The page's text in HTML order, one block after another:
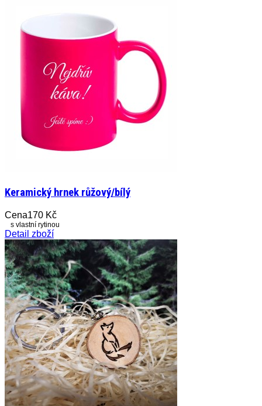
Keramický hrnek růžový/bílý
Cena170 Kč
s vlastní rytinou
Detail zboží